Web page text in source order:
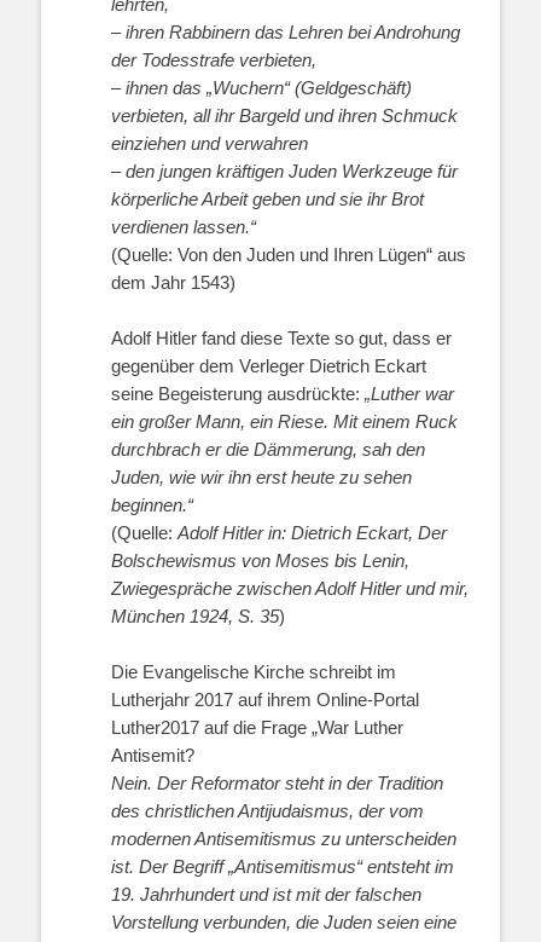
–ihren Rabbinern das Lehren bei Androhung
der Todesstrafe verbieten,
–ihnen das „Wuchern“ (Geldgeschäft)
verbieten, all ihr Bargeld und ihren Schmuck
einziehen und verwahren
–den jungen kräftigen Juden Werkzeuge für
körperliche Arbeit geben und sie ihr Brot
verdienen lassen.“
(Quelle: Von den Juden und Ihren Lügen“ aus
dem Jahr 1543)
Adolf Hitler fand diese Texte so gut, dass er
gegenüber dem Verleger Dietrich Eckart
seine Begeisterung ausdrückte: „Luther war
ein großer Mann, ein Riese. Mit einem Ruck
durchbrach er die Dämmerung, sah den
Juden, wie wir ihn erst heute zu sehen
beginnen.“
(Quelle: Adolf Hitler in: Dietrich Eckart, Der
Bolschewismus von Moses bis Lenin,
Zwiegespräche zwischen Adolf Hitler und mir,
München 1924, S. 35)
Die Evangelische Kirche schreibt im
Lutherjahr 2017 auf ihrem Online-Portal
Luther2017 auf die Frage „War Luther
Antisemit?
Nein. Der Reformator steht in der Tradition
des christlichen Antijudaismus, der vom
modernen Antisemitismus zu unterscheiden
ist. Der Begriff „Antisemitismus“ entsteht im
19. Jahrhundert und ist mit der falschen
Vorstellung verbunden, die Juden seien eine